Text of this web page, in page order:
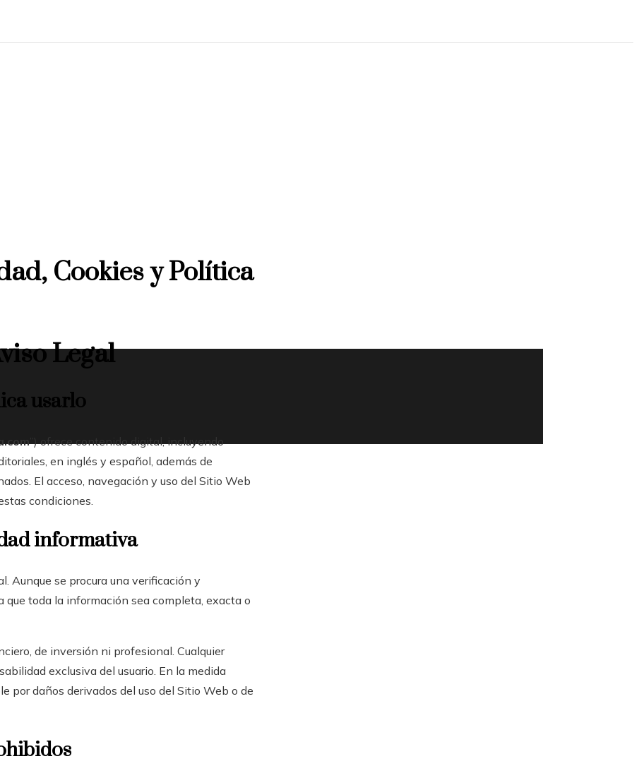
Cookies y Política
Legal
usarlo
”) ofrece contenido digital, incluyendo
en inglés y español, además de
El acceso, navegación y uso del Sitio Web
condiciones.
informativa
Aunque se procura una verificación y
que toda la información sea completa, exacta o
de inversión ni profesional. Cualquier
exclusiva del usuario. En la medida
por daños derivados del uso del Sitio Web o de